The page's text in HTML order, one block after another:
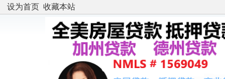
设为首页 收藏本站